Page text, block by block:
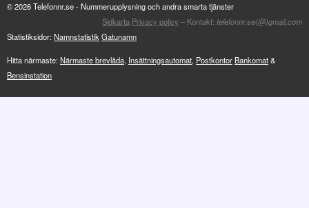
© 2026 Telefonnr.se - Nummerupplysning och andra smarta tjänster
Sidkarta Privacy policy – Kontakt: telefonnr.se(@)gmail.com
Statistiksidor:NamnstatistikGatunamn
Hitta närmaste:Närmaste brevlåda, Insättningsautomat, PostkontorBankomat&
Bensinstation